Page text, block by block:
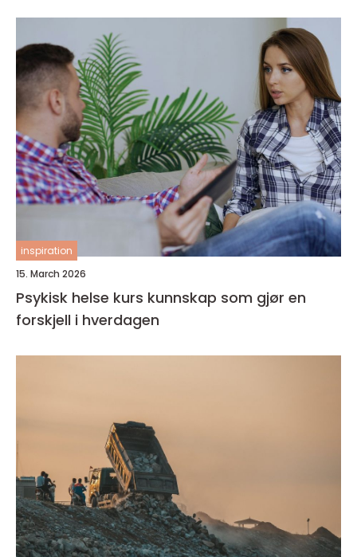
inspiration
15. March 2026
Psykisk helse kurs kunnskap som gjør en
forskjell i hverdagen